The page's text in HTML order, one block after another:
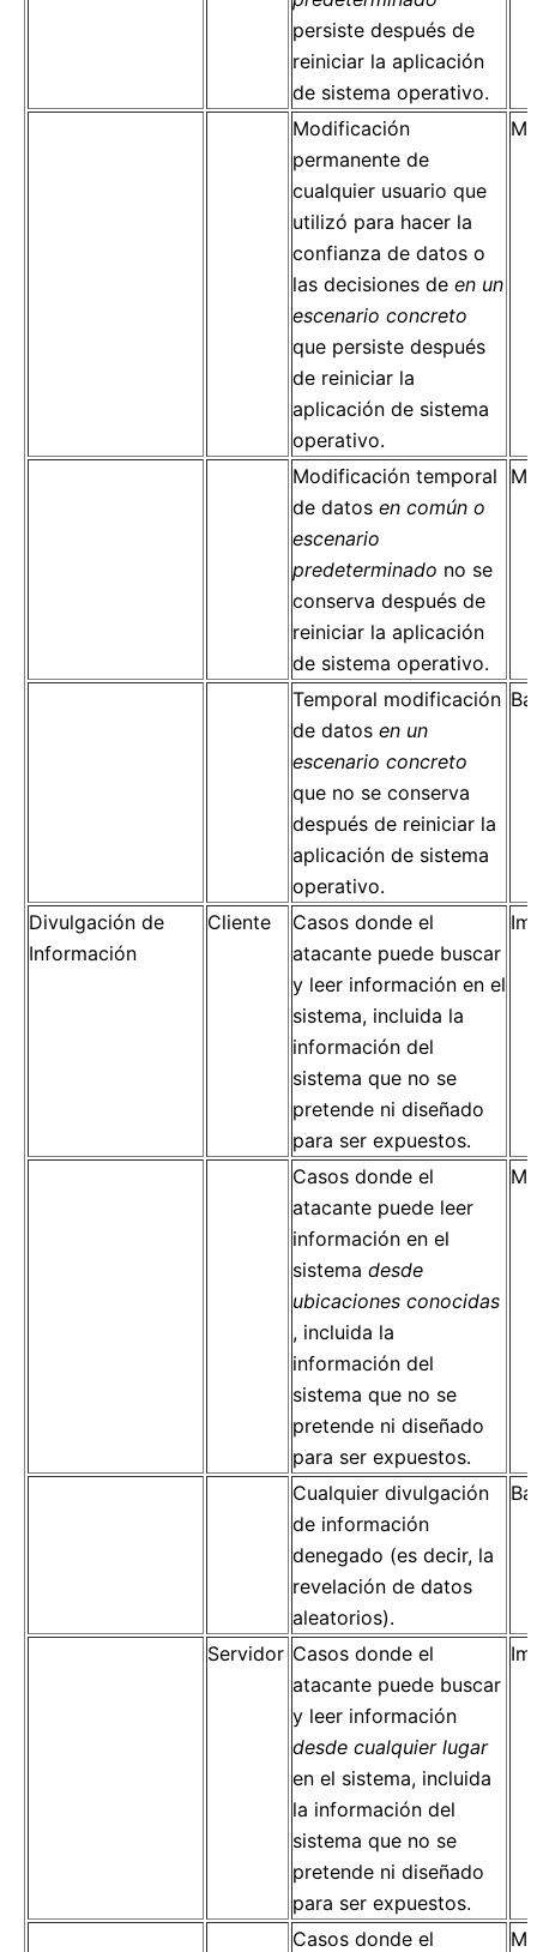
persiste después de
reiniciar la aplicación
de sistema operativo.
Modificación
permanente de
cualquier usuario que
utilizó para hacer la
confianza de datos o
las decisiones de en un
escenario concreto
que persiste después
de reiniciar la
aplicación de sistema
operativo.
Modificación temporal
de datos en común o
escenario
predeterminado no se
conserva después de
reiniciar la aplicación
de sistema operativo.
Temporal modificación
de datos en un
escenario concreto
que no se conserva
después de reiniciar la
aplicación de sistema
operativo.
Divulgación de
Información
Cliente
Casos donde el
atacante puede buscar
y leer información en el
sistema, incluida la
información del
sistema que no se
pretende ni diseñado
para ser expuestos.
Casos donde el
atacante puede leer
información en el
sistema desde
ubicaciones conocidas
, incluida la
información del
sistema que no se
pretende ni diseñado
para ser expuestos.
Cualquier divulgación
de información
denegado (es decir, la
revelación de datos
aleatorios).
Servidor Casos donde el
atacante puede buscar
y leer información
desde cualquier lugar
en el sistema, incluida
la información del
sistema que no se
pretende ni diseñado
para ser expuestos.
Casos donde el